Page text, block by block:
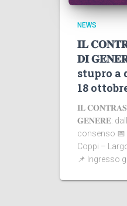
NEWS
𝐈𝐋
𝐃𝐈
stupro a
18
𝐈𝐋
𝐆𝐄𝐍𝐄𝐑𝐄:
consenso 📅
Coppi –
📌 Ingresso